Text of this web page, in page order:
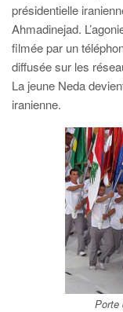
présidentielle
Ahmadinejad.
filmée par un
diffusée sur les
La jeune Neda
iranienne.
Porte